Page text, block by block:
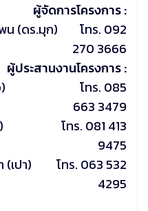
ผู้จัดการโครงการ :
พน (ดร.มุก) โทร. 092
270 3666
ผู้ประสานงานโครงการ :
ด (วิว) โทร. 085
663 3479
(จิ๊ป) โทร. 081 413
9475
(เปา) โทร. 063 532
4295